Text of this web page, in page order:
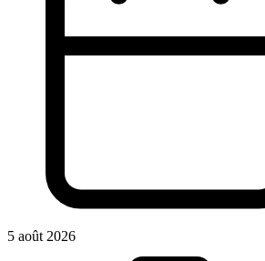
5 août 2026